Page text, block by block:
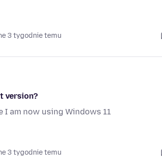
3 tygodnie temu
version?
am now using Windows 11
3 tygodnie temu